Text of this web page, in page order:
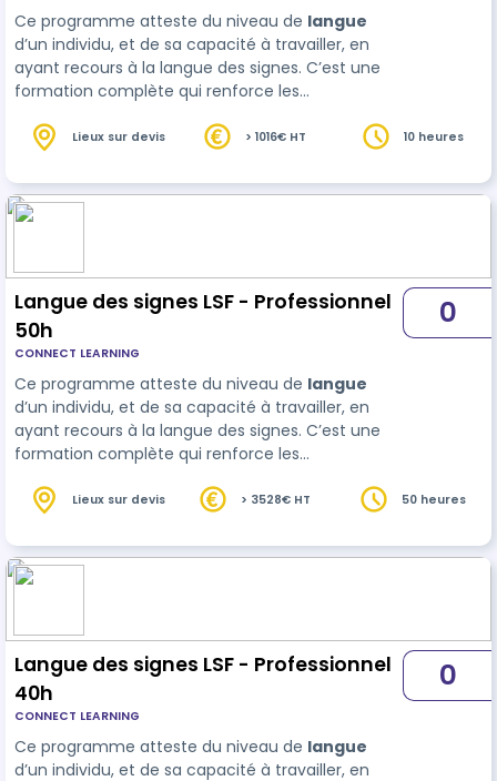
Ce programme atteste du niveau de langue
d’un individu, et de sa capacité à travailler, en
ayant recours à la langue des signes. C’est une
formation complète qui renforce les
procurant aux participants une perspective
Lieux sur devis > 1016€ HT 10 heures
Langue des signes LSF - Professionnel
50h
CONNECT LEARNING
Ce programme atteste du niveau de langue
d’un individu, et de sa capacité à travailler, en
ayant recours à la langue des signes. C’est une
formation complète qui renforce les
procurant aux participants une perspective
0
Lieux sur devis > 3528€ HT 50 heures
Langue des signes LSF - Professionnel
40h
CONNECT LEARNING
Ce programme atteste du niveau de langue
d’un individu, et de sa capacité à travailler, en
0